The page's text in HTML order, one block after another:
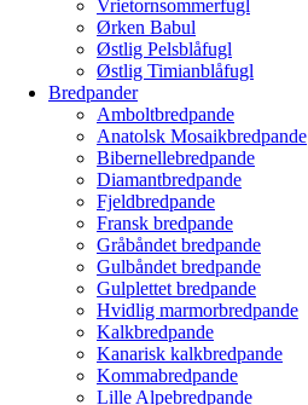
Vrietornsommerfugl
Ørken Babul
Østlig Pelsblåfugl
Østlig Timianblåfugl
Bredpander
Amboltbredpande
Anatolsk Mosaikbredpande
Bibernellebredpande
Diamantbredpande
Fjeldbredpande
Fransk bredpande
Gråbåndet bredpande
Gulbåndet bredpande
Gulplettet bredpande
Hvidlig marmorbredpande
Kalkbredpande
Kanarisk kalkbredpande
Kommabredpande
Lille Alpebredpande